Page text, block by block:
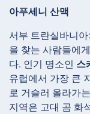
아푸세니 산맥
서부 트란실바니
을 찾는 사람들에
다. 인기 명소인 스
유럽에서 가장 큰
로 거슬러 올라가
지역은 고대 곰 화